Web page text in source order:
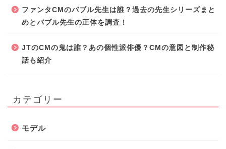
ファンタCMのバブル先生は誰？過去の先生シリーズまと
めとバブル先生の正体を調査！
JTのCMの鬼は誰？あの個性派俳優？CMの意図と制作秘
話も紹介
カテゴリー
モデル